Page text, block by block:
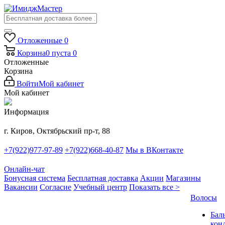
Отложенные 0
Корзина0 пуста 0
Отложенные
Корзина
ВойтиМой кабинет
Мой кабинет
Информация
г. Киров, Октябрьский пр-т, 88
+7(922)977-97-89 +7(922)668-40-87 Мы в ВКонтакте
Онлайн-чат
Бонусная система Бесплатная доставка Акции Магазины
Вакансии Согласие Учебный центр Показать все >
Волосы